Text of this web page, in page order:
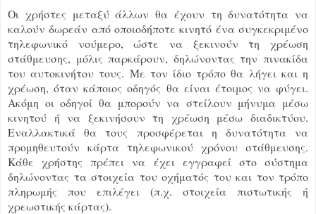
Οι χρήστες μεταξύ άλλων θα έχουν τη δυνατότητα να
καλούν δωρεάν από οποιοδήποτε κινητό ένα συγκεκριμένο
τηλεφωνικό νούμερο, ώστε να ξεκινούν τη χρέωση
στάθμευσης, μόλις παρκάρουν, δηλώνοντας την πινακίδα
του αυτοκινήτου τους. Με τον ίδιο τρόπο θα λήγει και η
χρέωση, όταν κάποιος οδηγός θα είναι έτοιμος να φύγει.
Ακόμη οι οδηγοί θα μπορούν να στείλουν μήνυμα μέσω
κινητού ή να ξεκινήσουν τη χρέωση μέσω διαδικτύου.
Εναλλακτικά θα τους προσφέρεται η δυνατότητα να
προμηθευτούν κάρτα τηλεφωνικού χρόνου στάθμευσης.
Κάθε χρήστης πρέπει να έχει εγγραφεί στο σύστημα
δηλώνοντας τα στοιχεία του οχήματός του και τον τρόπο
πληρωμής που επιλέγει (π.χ. στοιχεία πιστωτικής ή
χρεωστικής κάρτας).